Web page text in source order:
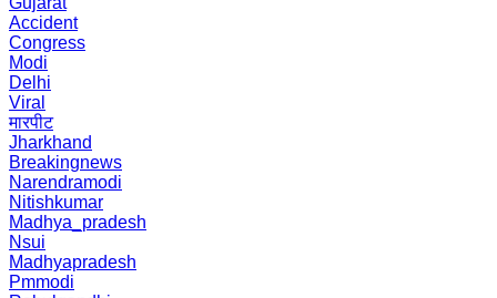
Accident
Congress
Modi
Delhi
Viral
मारपीट
Jharkhand
Breakingnews
Narendramodi
Nitishkumar
Madhya_pradesh
Nsui
Madhyapradesh
Pmmodi